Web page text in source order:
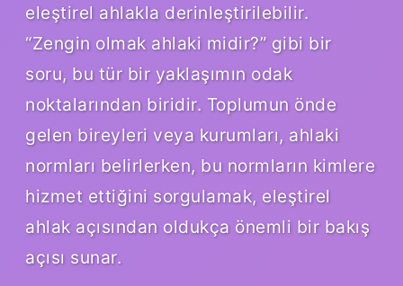
eleştirel ahlakla derinleştirilebilir.
“Zengin olmak ahlaki midir?” gibi bir
soru, bu tür bir yaklaşımın odak
noktalarından biridir. Toplumun önde
gelen bireyleri veya kurumları, ahlaki
normları belirlerken, bu normların kimlere
hizmet ettiğini sorgulamak, eleştirel
ahlak açısından oldukça önemli bir bakış
açısı sunar.